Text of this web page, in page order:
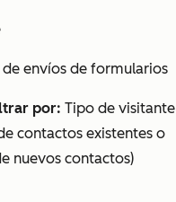
envíos de formularios
por: Tipo de visitante
contactos existentes o
nuevos contactos)